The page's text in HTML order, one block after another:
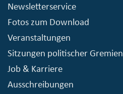
Newsletterservice
Fotos zum Download
Veranstaltungen
Sitzungen politischer Gremien
Job & Karriere
Ausschreibungen